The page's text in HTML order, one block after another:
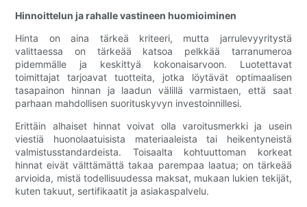
Hinnoittelun ja rahalle vastineen huomioiminen
Hinta on aina tärkeä kriteeri, mutta jarrulevyyritystä
valittaessa on tärkeää katsoa pelkkää tarranumeroa
pidemmälle ja keskittyä kokonaisarvoon. Luotettavat
toimittajat tarjoavat tuotteita, jotka löytävät optimaalisen
tasapainon hinnan ja laadun välillä varmistaen, että saat
parhaan mahdollisen suorituskyvyn investoinnillesi.
Erittäin alhaiset hinnat voivat olla varoitusmerkki ja usein
viestiä huonolaatuisista materiaaleista tai heikentyneistä
valmistusstandardeista. Toisaalta kohtuuttoman korkeat
hinnat eivät välttämättä takaa parempaa laatua; on tärkeää
arvioida, mistä todellisuudessa maksat, mukaan lukien tekijät,
kuten takuut, sertifikaatit ja asiakaspalvelu.